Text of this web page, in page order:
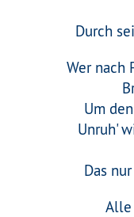
Durch
Wer nach
Um
Unruh'
Das
Alle